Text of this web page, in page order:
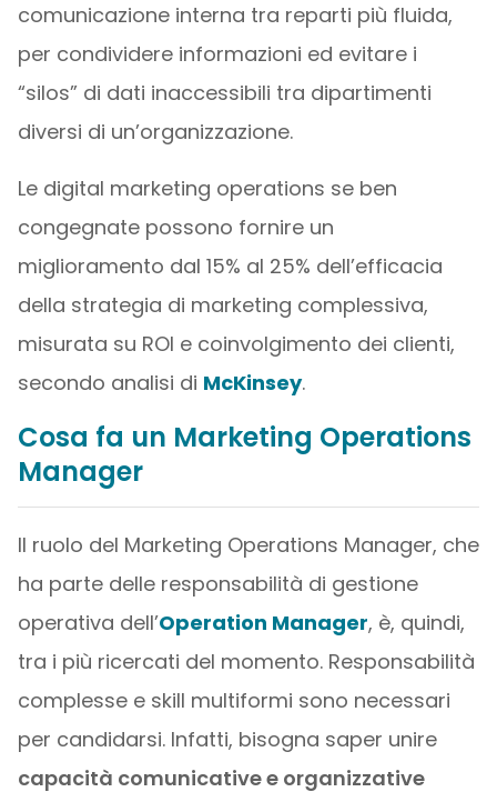
comunicazione interna tra reparti più fluida,
per condividere informazioni ed evitare i
“silos” di dati inaccessibili tra dipartimenti
diversi di un’organizzazione.
Le digital marketing operations se ben
congegnate possono fornire un
miglioramento dal 15% al ​​25% dell’efficacia
della strategia di marketing complessiva,
misurata su ROI e coinvolgimento dei clienti,
secondo analisi di McKinsey.
Cosa fa un Marketing Operations
Manager
Il ruolo del Marketing Operations Manager, che
ha parte delle responsabilità di gestione
operativa dell’Operation Manager, è, quindi,
tra i più ricercati del momento. Responsabilità
complesse e skill multiformi sono necessari
per candidarsi. Infatti, bisogna saper unire
capacità comunicative e organizzative